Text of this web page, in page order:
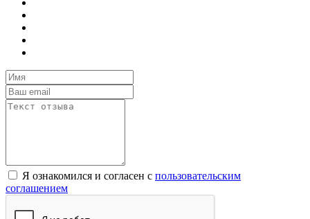
Я ознакомился и согласен с пользовательским
соглашением